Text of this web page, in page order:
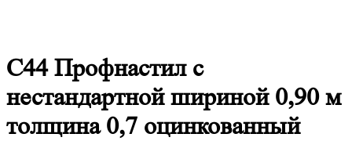
С44Профнастил с
нестандартной шириной 0,90 м
толщина 0,7 оцинкованный